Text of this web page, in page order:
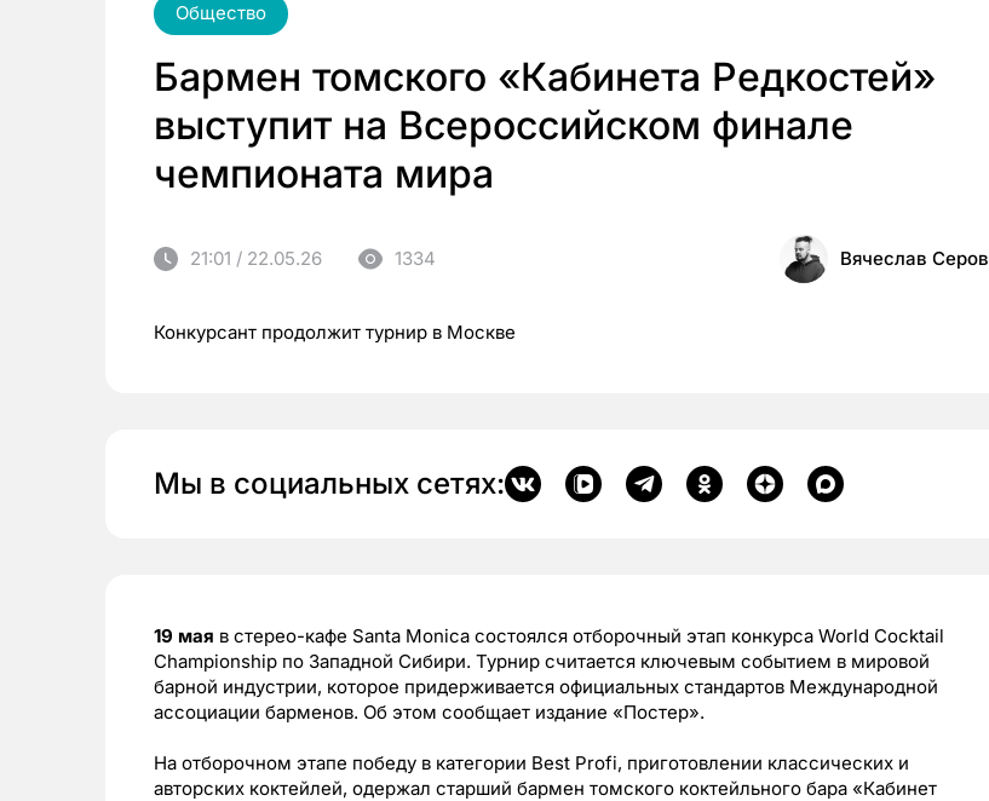
Общество
Бармен томского «Кабинета Редкостей»
выступит на Всероссийском финале
чемпионата мира
21:01 / 22.05.26 1334 Вячеслав Серов
Конкурсант продолжит турнир в Москве
Мы в социальных сетях:
19 мая в стерео-кафе Santa Monica состоялся отборочный этап конкурса World Cocktail
Championship по Западной Сибири. Турнир считается ключевым событием в мировой
барной индустрии, которое придерживается официальных стандартов Международной
ассоциации барменов. Об этом сообщает издание «Постер».
На отборочном этапе победу в категории Best Profi, приготовлении классических и
авторских коктейлей, одержал старший бармен томского коктейльного бара «Кабинет